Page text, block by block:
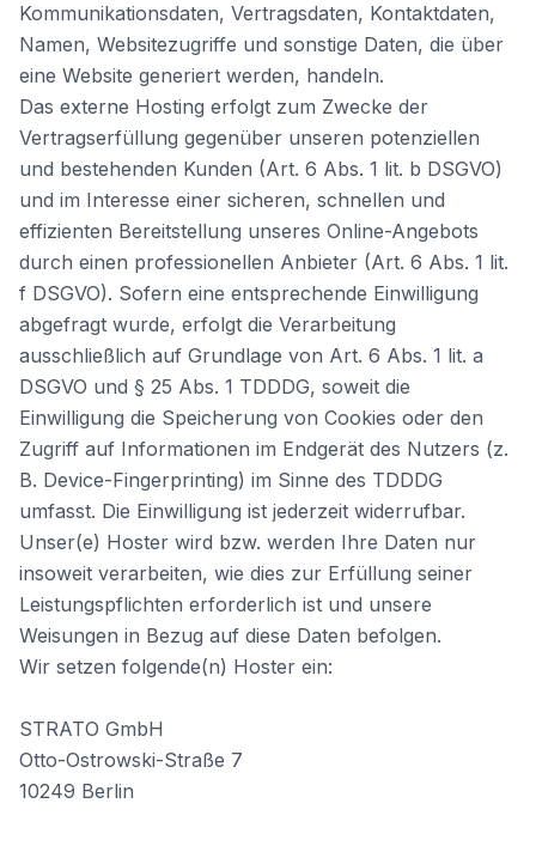
Kommunikationsdaten, Vertragsdaten, Kontaktdaten,
Namen, Websitezugriffe und sonstige Daten, die über
eine Website generiert werden, handeln.
Das externe Hosting erfolgt zum Zwecke der
Vertragserfüllung gegenüber unseren potenziellen
und bestehenden Kunden (Art. 6 Abs. 1 lit. b DSGVO)
und im Interesse einer sicheren, schnellen und
effizienten Bereitstellung unseres Online-Angebots
durch einen professionellen Anbieter (Art. 6 Abs. 1 lit.
f DSGVO). Sofern eine entsprechende Einwilligung
abgefragt wurde, erfolgt die Verarbeitung
ausschließlich auf Grundlage von Art. 6 Abs. 1 lit. a
DSGVO und § 25 Abs. 1 TDDDG, soweit die
Einwilligung die Speicherung von Cookies oder den
Zugriff auf Informationen im Endgerät des Nutzers (z.
B. Device-Fingerprinting) im Sinne des TDDDG
umfasst. Die Einwilligung ist jederzeit widerrufbar.
Unser(e) Hoster wird bzw. werden Ihre Daten nur
insoweit verarbeiten, wie dies zur Erfüllung seiner
Leistungspflichten erforderlich ist und unsere
Weisungen in Bezug auf diese Daten befolgen.
Wir setzen folgende(n) Hoster ein:
STRATO GmbH
Otto-Ostrowski-Straße 7
10249 Berlin